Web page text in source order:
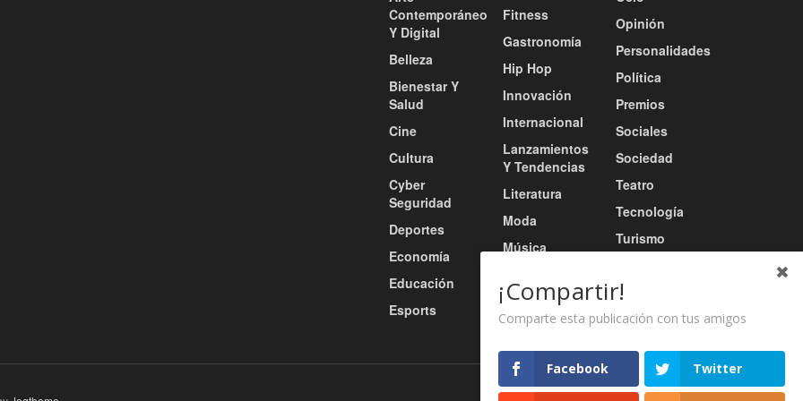
Contemporáneo
Y Digital
Belleza
Bienestar Y
Salud
Cine
Cultura
Cyber
Seguridad
Deportes
Economía
Educación
Esports
Fitness
Gastronomía
Hip Hop
Innovación
Internacional
Lanzamientos
Y Tendencias
Literatura
Moda
Música
Nacional
Opinión
Personalidades
Política
Premios
Sociales
Sociedad
Teatro
Tecnología
Turismo
Redes
Video
¡Compartir!
Comparte esta publicación con tus amigos
Facebook Twitter